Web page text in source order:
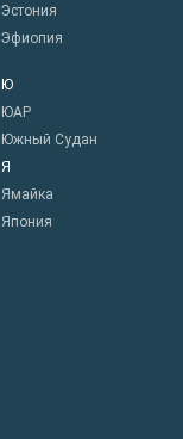
Эстония
Эфиопия
Ю
ЮАР
Южный Судан
Я
Ямайка
Япония